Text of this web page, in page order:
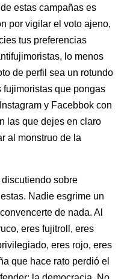
estas campañas es
por vigilar el voto ajeno,
tus preferencias
lo menos
de perfil sea un rotundo
fujimoristas que pongas
y Facebbok con
las que dejes en claro
al monstruo de la
sobre
Nadie esgrime un
de nada. Al
eres fujitroll, eres
eres rojo, eres
que hace rato perdió el